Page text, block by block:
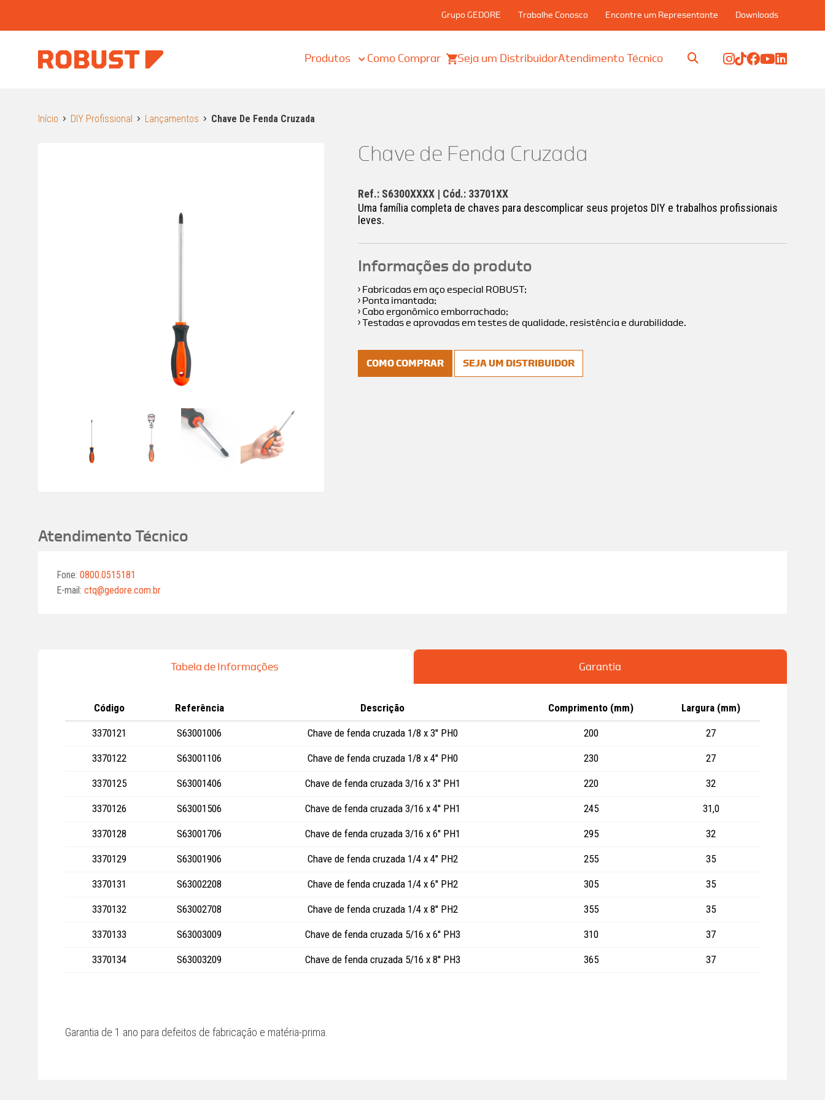
Grupo GEDORE Trabalhe Conosco Encontre um Representante Downloads
Produtos Como Comprar Seja um DistribuidorAtendimento Técnico
Início DIY Profissional Lançamentos Chave De Fenda Cruzada
Chave de Fenda Cruzada
Ref.: S6300XXXX | Cód.: 33701XX
Uma família completa de chaves para descomplicar seus projetos DIY e trabalhos profissionais
leves.
Informações do produto
› Fabricadas em aço especial ROBUST;
› Ponta imantada;
› Cabo ergonômico emborrachado;
› Testadas e aprovadas em testes de qualidade, resistência e durabilidade.
COMO COMPRAR SEJA UM DISTRIBUIDOR
Atendimento Técnico
Fone: 0800.0515181
E-mail: ctq@gedore.com.br
Tabela de Informações Garantia
Código Referência Descrição Comprimento (mm) Largura (mm)
3370121 S63001006 Chave de fenda cruzada 1/8 x 3'' PH0 200 27
3370122 S63001106 Chave de fenda cruzada 1/8 x 4'' PH0 230 27
3370125 S63001406 Chave de fenda cruzada 3/16 x 3'' PH1 220 32
3370126 S63001506 Chave de fenda cruzada 3/16 x 4'' PH1 245 31,0
3370128 S63001706 Chave de fenda cruzada 3/16 x 6'' PH1 295 32
3370129 S63001906 Chave de fenda cruzada 1/4 x 4'' PH2 255 35
3370131 S63002208 Chave de fenda cruzada 1/4 x 6'' PH2 305 35
3370132 S63002708 Chave de fenda cruzada 1/4 x 8'' PH2 355 35
3370133 S63003009 Chave de fenda cruzada 5/16 x 6'' PH3 310 37
3370134 S63003209 Chave de fenda cruzada 5/16 x 8'' PH3 365 37
Garantia de 1 ano para defeitos de fabricação e matéria-prima.